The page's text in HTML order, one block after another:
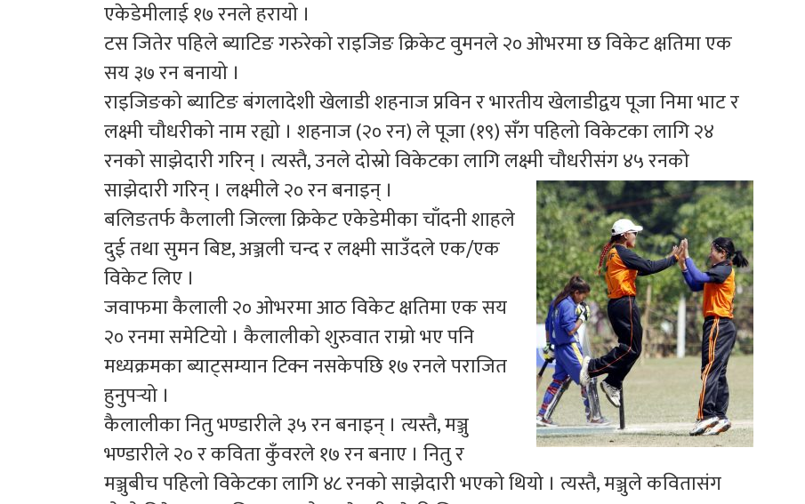
एकेडेमीलाई १७ रनले हरायो ।
टस जितेर पहिले ब्याटिङ गरुरेको राइजिङ क्रिकेट वुमनले २० ओभरमा छ विकेट क्षतिमा एक
सय ३७ रन बनायो ।
राइजिङको ब्याटिङ बंगलादेशी खेलाडी शहनाज प्रविन र भारतीय खेलाडीद्वय पूजा निमा भाट र
लक्ष्मी चौधरीको नाम रह्यो । शहनाज (२० रन) ले पूजा (१९) सँग पहिलो विकेटका लागि २४
रनको साझेदारी गरिन् । त्यस्तै, उनले दोस्रो विकेटका लागि लक्ष्मी चौधरीसंग ४५ रनको
साझेदारी गरिन् । लक्ष्मीले २० रन बनाइन् ।
बलिङतर्फ कैलाली जिल्ला क्रिकेट एकेडेमीका चाँदनी शाहले
दुई तथा सुमन बिष्ट, अञ्जली चन्द र लक्ष्मी साउँदले एक/एक
विकेट लिए ।
जवाफमा कैलाली २० ओभरमा आठ विकेट क्षतिमा एक सय
२० रनमा समेटियो । कैलालीको शुरुवात राम्रो भए पनि
मध्यक्रमका ब्याट्सम्यान टिक्न नसकेपछि १७ रनले पराजित
हुनुपर्‍यो ।
कैलालीका नितु भण्डारीले ३५ रन बनाइन् । त्यस्तै, मञ्जु
भण्डारीले २० र कविता कुँवरले १७ रन बनाए । नितु र
मञ्जुबीच पहिलो विकेटका लागि ४८ रनको साझेदारी भएको थियो । त्यस्तै, मञ्जुले कवितासंग